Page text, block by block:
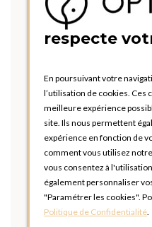
respecte
En poursuivant votre
l’utilisation de cookies. Ces
meilleure expérience
site. Ils nous permettent
expérience en fonction de
comment vous utilisez notre
vous consentez à
également personnaliser
"Paramétrer les cookies".
Politique de Confidentialité.